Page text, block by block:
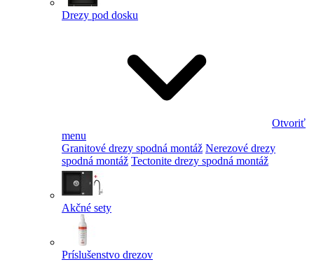
Drezy pod dosku
Otvoriť
menu
Granitové drezy spodná montáž Nerezové drezy
spodná montáž Tectonite drezy spodná montáž
Akčné sety
Príslušenstvo drezov